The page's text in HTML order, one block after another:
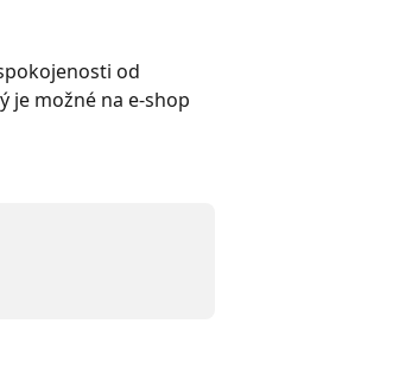
od
je možné na e-shop